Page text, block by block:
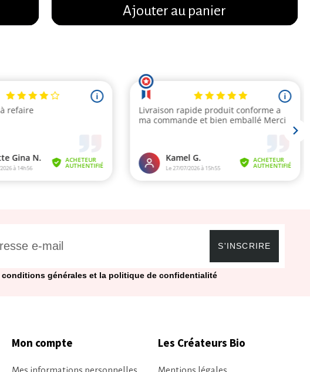
Ajouter au panier
S'INSCRIRE
conditions générales et la politique de confidentialité
Mon compte
Mes informations personnelles
Les Créateurs Bio
Mentions légales